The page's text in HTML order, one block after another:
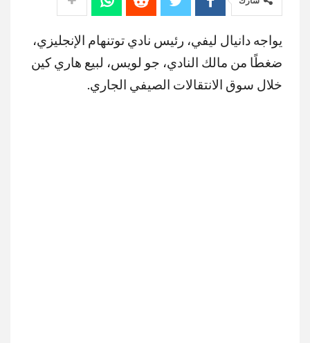
يواجه دانيال ليفي، رئيس نادي توتنهام الإنجليزي،
ضغطًا من مالك النادي، جو لويس، لبيع هاري كين
خلال سوق الانتقالات الصيفي الجاري.